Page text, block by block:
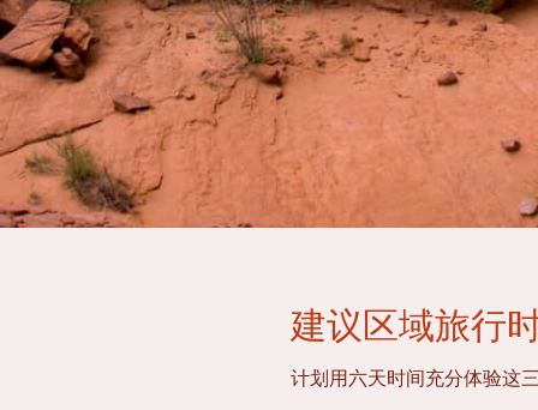
建议区域旅行
计划用六天时间充分体验这